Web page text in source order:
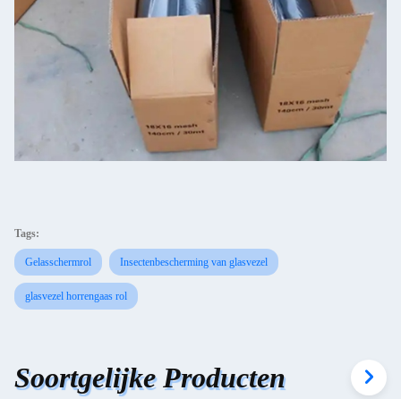
Tags:
Gelasschermrol Insectenbescherming van glasvezel
glasvezel horrengaas rol
Soortgelijke Producten